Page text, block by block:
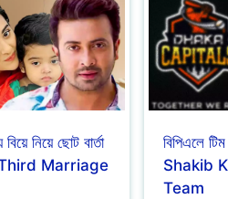
নিয়ে ছোট বার্তা
Marriage
বিপিএলে
Shakib
Team